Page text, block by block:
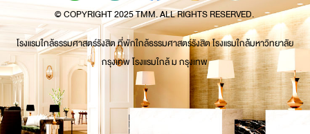
© COPYRIGHT 2025 TMM. ALL RIGHTS RESERVED.
โรงแรมใกล้ธรรมศาสตร์รังสิต ที่พักใกล้ธรรมศาสตร์รังสิต โรงแรมใกล้มหาวิทยาลัย
กรุงเทพ โรงแรมใกล้ ม กรุงเทพ